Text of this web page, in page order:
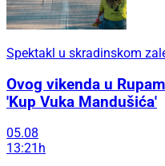
Spektakl u skradinskom
Ovog vikenda u
'Kup Vuka Mandušića'
05.08
13:21h